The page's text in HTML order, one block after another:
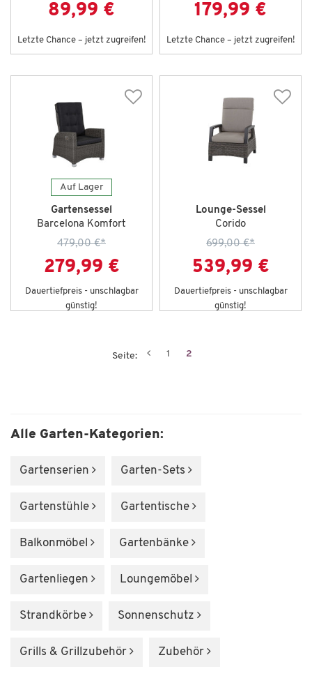
89,99 €
Letzte Chance – jetzt zugreifen!
179,99 €
Letzte Chance – jetzt zugreifen!
Auf Lager
Gartensessel
Barcelona Komfort
479,00 €*
279,99 €
Dauertiefpreis - unschlagbar
günstig!
Lounge-Sessel
Corido
699,00 €*
539,99 €
Dauertiefpreis - unschlagbar
günstig!
Seite: 1 2
Alle Garten-Kategorien:
Gartenserien Garten-Sets
Gartenstühle Gartentische
Balkonmöbel Gartenbänke
Gartenliegen Loungemöbel
Strandkörbe Sonnenschutz
Grills & Grillzubehör Zubehör